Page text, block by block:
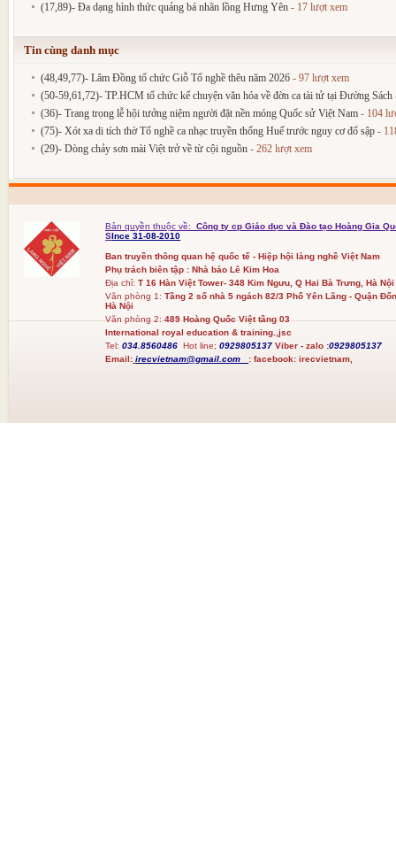
(17,89)- Đa dạng hình thức quảng bá nhãn lồng Hưng Yên - 17 lượt xem
Tin cùng danh mục
(48,49,77)- Lâm Đồng tổ chức Giỗ Tổ nghề thêu năm 2026 - 97 lượt xem
(50-59,61,72)- TP.HCM tổ chức kể chuyện văn hóa về đờn ca tài tử tại Đường Sách
(36)- Trang trọng lễ hội tưởng niệm người đặt nền móng Quốc sử Việt Nam - 104
(75)- Xót xa di tích thờ Tổ nghề ca nhạc truyền thống Huế trước nguy cơ đổ sập -
(29)- Dòng chảy sơn mài Việt trở về từ cội nguồn - 262 lượt xem
Bản quyền thuộc về:
Công ty cp Giáo dục và Đào tạo Hoàng Gia
SInce 31-08-2010
Ban truyền thông quan hệ quốc tế - Hiệp hội làng nghề Việt Nam
Phụ trách biên tập : Nhà báo Lê Kim Hoa
Địa chỉ: T 16 Hàn Việt Tower- 348 Kim Ngưu, Q Hai Bà Trưng, Hà Nội
Văn phòng 1:Tầng 2 số nhà 5 ngách 82/3 Phố Yên Lãng - Quận
Hà Nội
Văn phòng 2:489 Hoàng Quốc Việt tầng 03
International royal education & training.,jsc
Tel:034.8560486Hot line; 0929805137 Viber - zalo :0929805137
Email: irecvietnam@gmail.com :facebook: irecvietnam,